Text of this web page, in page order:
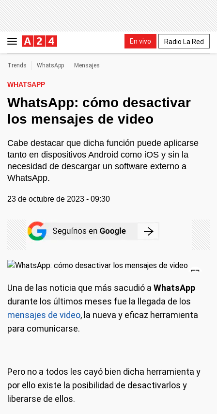
En vivo Radio La Red
Trends WhatsApp Mensajes
WHATSAPP
WhatsApp: cómo desactivar
los mensajes de video
Cabe destacar que dicha función puede aplicarse
tanto en dispositivos Android como iOS y sin la
necesidad de descargar un software externo a
WhatsApp.
23 de octubre de 2023 - 09:30
Una de las noticia que más sacudió a WhatsApp
durante los últimos meses fue la llegada de los
mensajes de video, la nueva y eficaz herramienta
para comunicarse.
Pero no a todos les cayó bien dicha herramienta y
por ello existe la posibilidad de desactivarlos y
liberarse de ellos.